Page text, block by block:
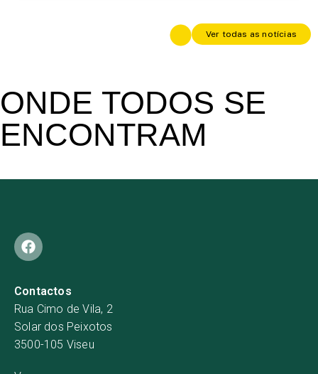
Ver todas as notícias
ONDE TODOS SE
ENCONTRAM
Contactos
Rua Cimo de Vila, 2
Solar dos Peixotos
3500-105 Viseu